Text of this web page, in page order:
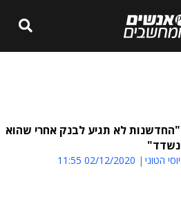
"החדשנות לא תגיע לבנק אחרי שהוא
נשדד"
יוסי הטוני 02/12/2020 11:55